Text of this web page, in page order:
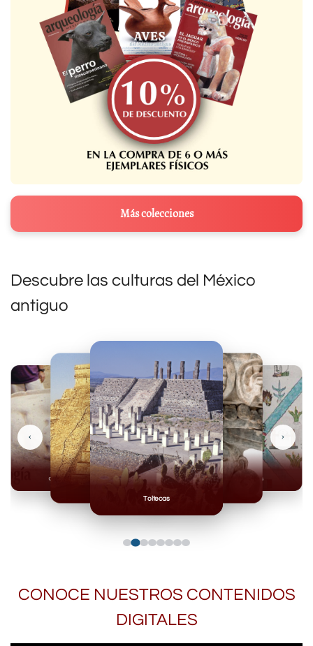
Más colecciones
Descubre las culturas del México
antiguo
Toltecas
Mexicas
Olmecas
‹ ›
CONOCE NUESTROS CONTENIDOS
DIGITALES